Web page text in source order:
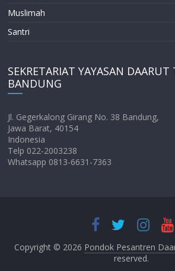
Muslimah
Santri
SEKRETARIAT YAYASAN
BANDUNG
Jl. Gegerkalong Girang No. 38 Bandung,
Jawa Barat, 40154
Indonesia
Telp 022-2003238
Whatsapp 0813-6631-7363
Copyright © 2026 Pondok Pesantren
reserved.